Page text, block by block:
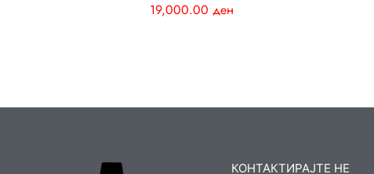
19,000.00 ден
КОНТАКТИРАЈТЕ НЕ